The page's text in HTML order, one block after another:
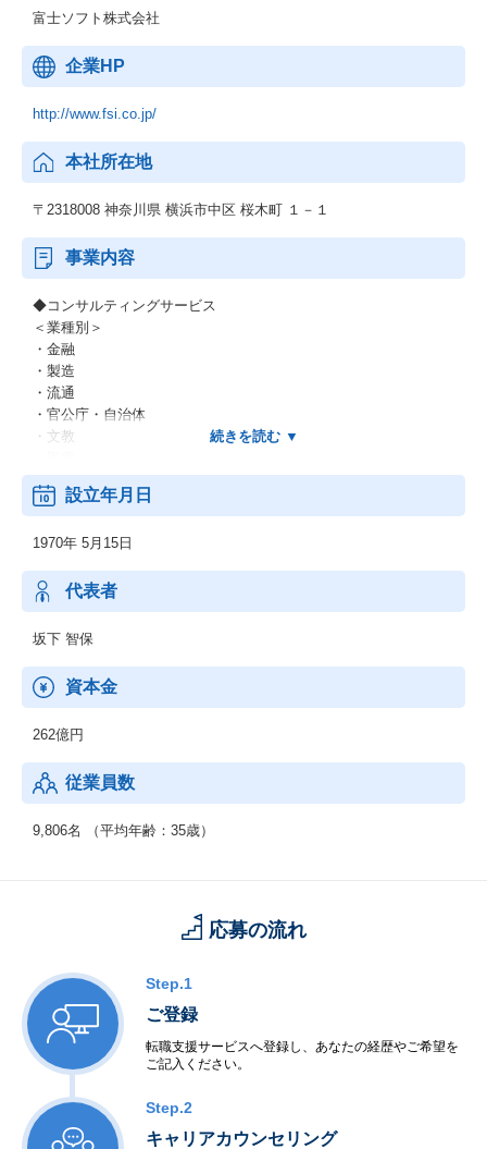
富士ソフト株式会社
企業HP
http://www.fsi.co.jp/
本社所在地
〒2318008 神奈川県 横浜市中区 桜木町 １－１
事業内容
◆コンサルティングサービス
＜業種別＞
・金融
・製造
・流通
・官公庁・自治体
・文教
・他
＜業務別＞
・CRM
・SFA
・SCM
・ERP
・WEB
＜IT基盤、ネットワーク＞
・ネットワーク
・先端IT
・ミドルウェア
◆制御系システムサービス
＜移動体通信制御開発＞
・衛星・航空制御
・交通機関・車輌制御
・ビル・店舗設備制御
・電力・エネルギー制御
・通信インフラ制御
・LSI・FPGA設計
・電子回路設計・生産
設立年月日
1970年 5月15日
代表者
坂下 智保
資本金
262億円
従業員数
9,806名 （平均年齢：35歳）
応募の流れ
Step.1
ご登録
転職支援サービスへ登録し、あなたの経歴やご希望を
ご記入ください。
Step.2
キャリアカウンセリング